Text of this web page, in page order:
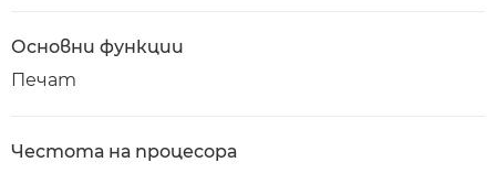
Основни функции
Печат
Честота на процесора